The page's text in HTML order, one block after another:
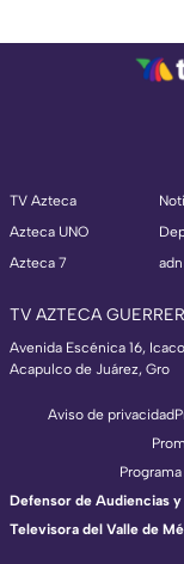
TV Azteca
Azteca UNO
Azteca 7
TV AZTECA
Avenida Escénica 16,
Acapulco de Juárez, Gro
Aviso de privacidad
Defensor de Audiencias
Televisora del Valle de